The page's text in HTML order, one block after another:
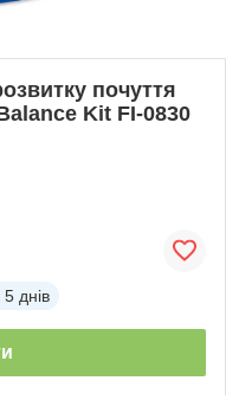
почуття
Kit FI-0830
5 днів